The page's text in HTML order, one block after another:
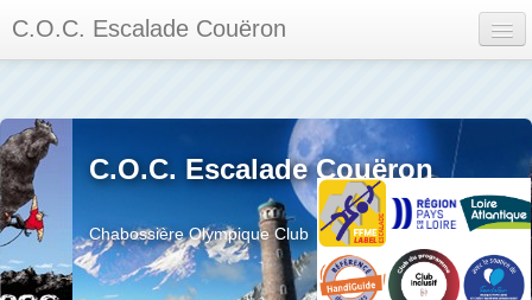
C.O.C. Escalade Couëron
Calendrier des événements et des compétitions
Les membres
Les séances
Privée
C.O.C. Escalade Couëron
Chabossière Olympique Club